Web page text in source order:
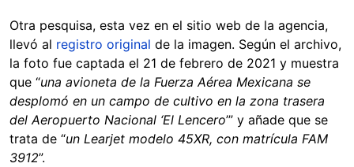
Otra pesquisa, esta vez en el sitio web de la agencia,
llevó al registro original de la imagen. Según el archivo,
la foto fue captada el 21 de febrero de 2021 y muestra
que “una avioneta de la Fuerza Aérea Mexicana se
desplomó en un campo de cultivo en la zona trasera
del Aeropuerto Nacional ‘El Lencero’” y añade que se
trata de “un Learjet modelo 45XR, con matrícula FAM
3912”.